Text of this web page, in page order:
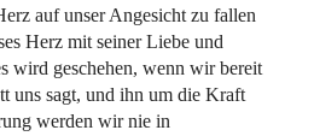
auf unser Angesicht zu fallen
Herz mit seiner Liebe und
wird geschehen, wenn wir bereit
uns sagt, und ihn um die Kraft
werden wir nie in